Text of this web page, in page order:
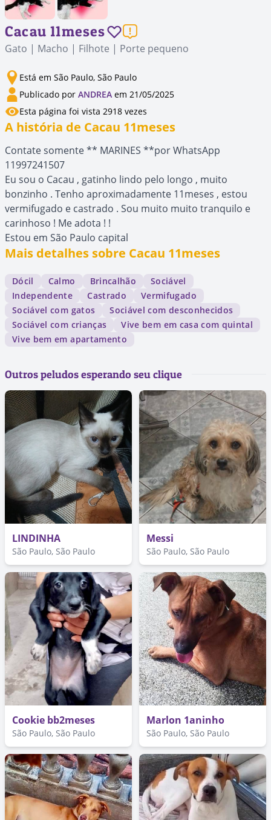
Cacau 11meses
Gato | Macho | Filhote | Porte pequeno
Está em São Paulo, São Paulo
Publicado por ANDREA em 21/05/2025
Esta página foi vista 2918 vezes
A história de Cacau 11meses
Contate somente ** MARINES **por WhatsApp
11997241507
Eu sou o Cacau , gatinho lindo pelo longo , muito
bonzinho . Tenho aproximadamente 11meses , estou
vermifugado e castrado . Sou muito muito tranquilo e
carinhoso ! Me adota ! !
Estou em São Paulo capital
Mais detalhes sobre Cacau 11meses
Dócil Calmo Brincalhão
Sociável
Independente
Castrado
Vermifugado
Sociável com gatos
Sociável com desconhecidos
Sociável com crianças
Vive bem em casa com quintal
Vive bem em apartamento
Outros peludos esperando seu clique
LINDINHA
São Paulo, São Paulo
Messi
São Paulo, São Paulo
Cookie bb2meses
São Paulo, São Paulo
Marlon 1aninho
São Paulo, São Paulo